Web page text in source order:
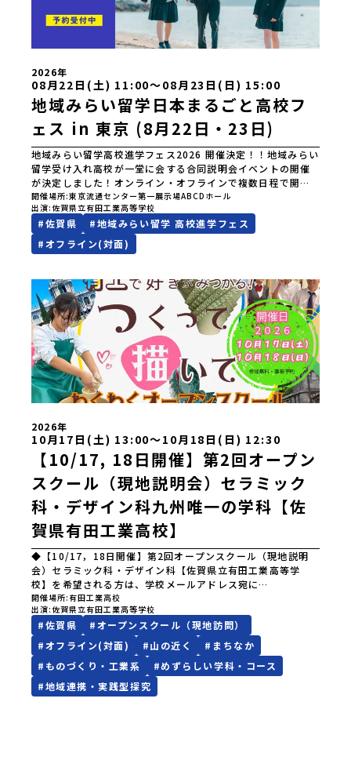
si=e5erbspvwz5O8_uF【STEP 2】有田町プログラム説明
会〜「有田町」の内容を具体的に深掘りしたい方へ〜全体説
明を聞いたうえで、「有田町では具体的に何をするの？」
田町ならではの豊かな文化や、2泊3日のプログラムの中身を
たっぷりとお伝えします。日 時： 5月11日(月) 19：00〜
19：40内 容： 有田町ってどんなところ？、プログラム詳細
解説、質疑応答お申し込み：https://c-
mirai.jp/events/068058お気軽にどうぞ！「はじめての一
人旅だけど大丈夫？」「どんな体験ができるの？」そんな保
護者様の不安や、中学生のみなさんの素朴な疑問にスタッフ
が直接お答えします。チャットでの質問も可能ですので、ぜ
ひご自宅からリラックスしてご参加ください。▼お申し込み
前に必ずご確認ください・参加規約への同意プログラムへの
参加申し込みいただく前に、「お申し込みに関する各規約」
への同意が必須となります。ご確認ください。・抽選による
参加者決定についてお申込みいただいた方の中から抽選の
上、締め切り日から1週間を目途に、お申し込み時に記入いた
たします。当選者は、メールに記載された「当選確認フォー
ム」に３日以内に回答いただき、確認フォームの提出をもっ
て参加確定とさせていただきます。当選確認フォームの期日
までにご回答いただけない場合は、当選を取り消しとさせて
いただきます。当選取り消しがあった場合は、繰り上げ当選
者へご連絡させていただきます。登録メールアドレスの変更
をご希望の場合は下記の地域みらい留学公式LINEよりご連絡
をお願いします。※受信制限設定をしていると、通知メール
をお受け取りいただけません。その場合は、
いいたします。※結果に関する個別のお問合せにはお答えし
ておりませんので、ご了承ください。・お申し込みについて
お申込はお一人様1回限りです。PC・スマートフォンからお
申込ください。申込後の内容変更はできません。お申込時
は、メールアドレスの入力間違いにご注意ください。・宿泊
について１室に複数(同性2～4名程度)で宿泊いただく予定で
す。・食事アレルギー対応について個別の詳細なアレルギー
対応希望にはお応えしかねる場合がございます。対応が必要
な場合は必ず事前にご相談ください。・参加取消や急遽参加
できなくなった場合について参加決定後の参加お取り消しは
ご遠慮下さい。やむを得ないお取り消しの場合はお早めに事
務局までご連絡ください。・キャンセルポリシーやむを得な
い参加お取り消しの場合、以下のルールに沿って対応させて
いただきます。ご了承ください。プログラム開催日の前日＜7
月3日＞から、【キャンセルのご連絡日：お支払いいただく旅
行代金】・21日目にあたる日以前：無料・20日目-8日目：
20％・7日目-2日目：30％・プログラム開始日の前日：
40％・プログラム開始日当日：50％・ご連絡無しでの不参加
またはプログラム開始後の解除：100％・催行中止について天
候などの状況等によって開催を見合わせる可能性がありま
有田工業高等学校には、楽しく、夢中になれる3年間が待って
います。＊＊＊＊＊＊＊＊＊＊＊＊＊＊＊＊＊＊＊＊＊＊＊
＊＊＊＊＊＊＊＊＊＊＊＊＊＊＊＊＊＊＊＊＊＊＊＊＊＊＊
い詳しい学校の紹介や、有田町の事や住まいの話などを知る
ことができます。個別説明会は随時受け付けます。学校までご
連絡ください。また、毎日更新する公式ホームページでは、
本校の活動を紹介しています→（まいにち更新）有工ＮＥＷ
Ｓをご覧くだい。□有田工業高等学校ホームページ□インス
2026年
08月22日(土) 11:00〜08月23日(日) 15:00
地域みらい留学日本まるごと高校フ
ェス in 東京 (8月22日・23日)
地域みらい留学高校進学フェス2026 開催決定！！地域みらい
留学受け入れ高校が一堂に会する合同説明会イベントの開催
が決定しました！オンライン・オフラインで複数日程で開催
いたしますので、奮ってご参加ください。皆様にお会いでき
ますことを楽しみにしております。ページ下の「申し込む」
ボタンより事前予約をお願いいたします。\ 地域みらい留学高
校進学フェス in 東京 (8月22日・23日)/日時2026年8月22日
(土)11:00-17:00 8月23日(日)10:30-15:00場所東京
夕張高等学校北海道松前高等学校北海道知内高等学校北海道
上ノ国高等学校北海道奥尻高等学校ニセコ国際高等学校北海
道おといねっぷ美術工芸高等学校北海道幌加内高等学校北海
道苫前商業高等学校北海道斜里高等学校北海道湧別高等学校
北海道大空高等学校北海道平取高等学校北海道上士幌高等学
校北海道大樹高等学校北海道池田高等学校北海道白糠高等学
校北海道標津高等学校北海道羅臼高等学校北海道佐呂間高等
学校北海道雄武高等学校北海道月形高等学校 東北 青森県
立三戸高等学校青森県立名久井農業高等学校岩手県立沼宮内
県立岩泉高等学校岩手県立種市高等学校宮城県中新田高等学
校秋田県立男鹿海洋高等学校秋田県立矢島高等学校秋田県立
角館高等学校秋田県立鹿角高等学校山形県立谷地高等学校山
形県立長井工業高等学校山形県立新庄神室産業高等学校金山
校山形県立高畠高等学校山形県立小国高等学校福島県立川俣
高等学校福島県立只見高等学校福島県立猪苗代高等学校福島
県立川口高等学校 関東 茨城県立大子清流高等学校 中
部 新潟県立村上高等学校新潟県立佐渡高等学校新潟県立佐
渡総合高等学校新潟県立羽茂高等学校新潟県立加茂農林高等
学校新潟県立国際情報高等学校石川県立能登高等学校福井県
立若狭高等学校長野県木曽青峰高等学校長野県白馬高等学校
富山県立氷見高等学校静岡県立伊豆総合高等学校土肥分校静
岡県立浜松湖北高等学校佐久間分校 近畿 五條市立西吉野
農業高等学校和歌山県立串本古座高等学校 中国・四国 島
根県立横田高等学校島根県立島根中央高等学校島根県立矢上
高等学校島根県立隠岐島前高等学校岡山県立勝山高等学校
蒜山校地広島県立加計高等学校芸北分校広島県立大崎海星高
等学校愛媛県立南宇和高等学校愛媛県立宇和島南高等学校(宇
和島水産・宇南中等)愛媛県立野村高等学校愛媛県立弓削高等
学校愛媛県立上浮穴高等学校愛媛県立今治工業高等学校高知
開催場所 東京流通センター第一展示場ABCDホール
出演 佐賀県立有田工業高等学校
#佐賀県 #地域みらい留学 高校進学フェス
#オフライン(対面)
2026年
10月17日(土) 13:00〜10月18日(日) 12:30
【10/17, 18日開催】第2回オープン
スクール（現地説明会）セラミック
科・デザイン科九州唯一の学科【佐
賀県有田工業高校】
◆【10/17，18日開催】第2回オープンスクール（現地説明
会）セラミック科・デザイン科【佐賀県立有田工業高等学
校】を希望される方は、学校メールアドレス宛に
（aritakougyoukoukou@education.saga.jp）
「【10/17，18日開催】第1回オープンスクール（現地説明
会）セラミック科・デザイン科【佐賀県立有田工業高等学
校】予約希望」とご記入のうえ、保護者氏名を添えてお申し
込みください。メール確認後、学校より予約シートをメール
送付いたしますので、必要事項をご記入のうえご提出くださ
い。この現地説明会では、セラミック科またはデザイン科の
体験学習や現役の地域みらい留学生徒との懇談会、住まいの
開催場所 有田工業高校
出演 佐賀県立有田工業高等学校
#佐賀県 #オープンスクール（現地訪問）
#オフライン(対面) #山の近く # まちなか
# ものづくり・工業系 #めずらしい学科・コース
#地域連携・実践型探究